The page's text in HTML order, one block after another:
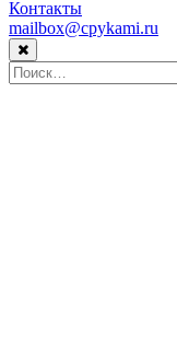
Контакты
mailbox@cpykami.ru
Найти: